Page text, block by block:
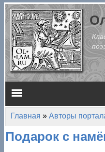
Перейти к основному
Главное меню
Вы здесь
Главная » Авторы
Подарок с